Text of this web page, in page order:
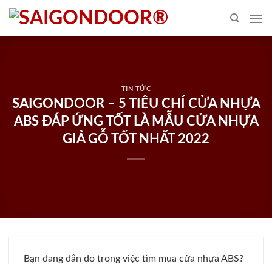
Skip
content
TIN TỨC
SAIGONDOOR – 5 TIÊU CHÍ CỬA NHỰA
ABS ĐÁP ỨNG TỐT LÀ MẪU CỬA NHỰA
GIẢ GỖ TỐT NHẤT 2022
Bạn đang đắn đo trong việc tìm mua cửa nhựa ABS?